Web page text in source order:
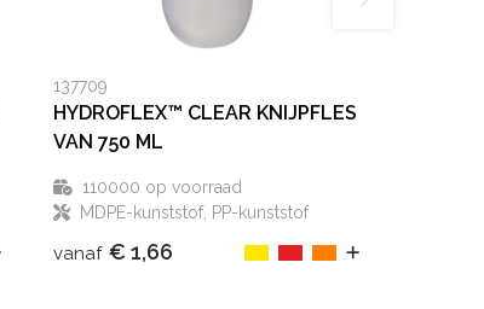
137709
HYDROFLEX™ CLEAR KNIJPFLES
VAN 750 ML
110000 op voorraad
MDPE-kunststof, PP-kunststof
vanaf € 1,66